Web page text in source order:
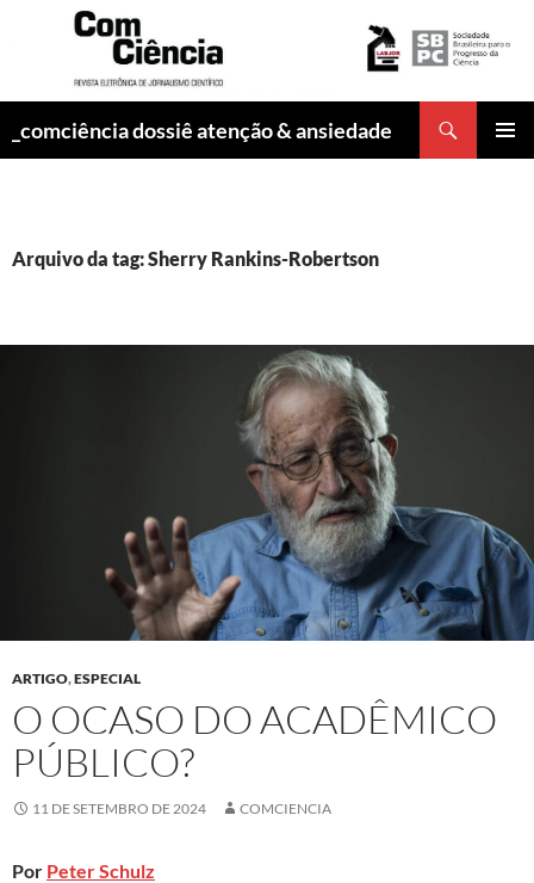
_comciência dossiê atenção & ansiedade
Arquivo da tag: Sherry Rankins-Robertson
ARTIGO,ESPECIAL
O OCASO DO ACADÊMICO
PÚBLICO?
11 DE SETEMBRO DE 2024 COMCIENCIA
Por Peter Schulz